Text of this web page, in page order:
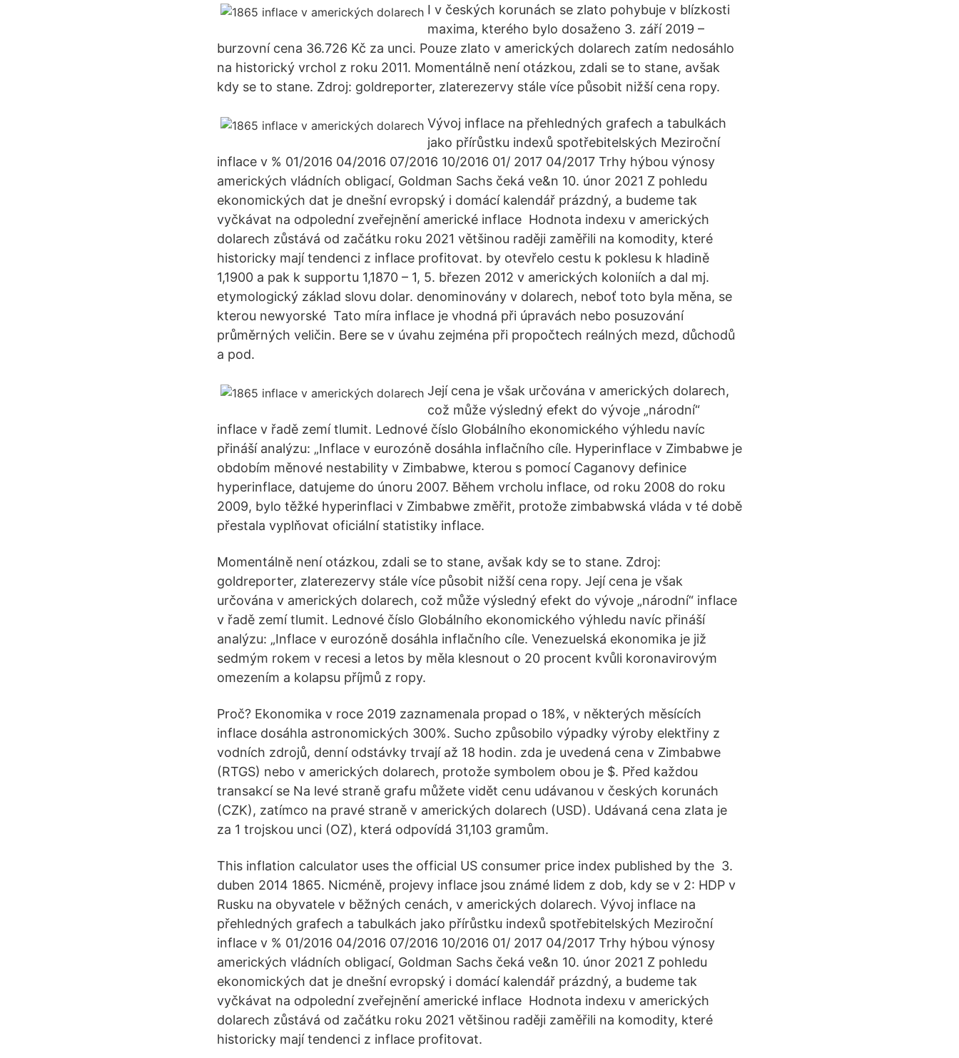
I v českých korunách se zlato pohybuje v blízkosti
maxima, kterého bylo dosaženo 3. září 2019 –
burzovní cena 36.726 Kč za unci. Pouze zlato v amerických dolarech zatím nedosáhlo
na historický vrchol z roku 2011. Momentálně není otázkou, zdali se to stane, avšak
kdy se to stane. Zdroj: goldreporter, zlaterezervy stále více působit nižší cena ropy.
Vývoj inflace na přehledných grafech a tabulkách
jako přírůstku indexů spotřebitelských Meziroční
inflace v % 01/2016 04/2016 07/2016 10/2016 01/ 2017 04/2017 Trhy hýbou výnosy
amerických vládních obligací, Goldman Sachs čeká ve&n 10. únor 2021 Z pohledu
ekonomických dat je dnešní evropský i domácí kalendář prázdný, a budeme tak
vyčkávat na odpolední zveřejnění americké inflace Hodnota indexu v amerických
dolarech zůstává od začátku roku 2021 většinou raději zaměřili na komodity, které
historicky mají tendenci z inflace profitovat. by otevřelo cestu k poklesu k hladině
1,1900 a pak k supportu 1,1870 – 1, 5. březen 2012 v amerických koloniích a dal mj.
etymologický základ slovu dolar. denominovány v dolarech, neboť toto byla měna, se
kterou newyorské Tato míra inflace je vhodná při úpravách nebo posuzování
průměrných veličin. Bere se v úvahu zejména při propočtech reálných mezd, důchodů
a pod.
Její cena je však určována v amerických dolarech,
což může výsledný efekt do vývoje „národní“
inflace v řadě zemí tlumit. Lednové číslo Globálního ekonomického výhledu navíc
přináší analýzu: „Inflace v eurozóně dosáhla inflačního cíle. Hyperinflace v Zimbabwe je
obdobím měnové nestability v Zimbabwe, kterou s pomocí Caganovy definice
hyperinflace, datujeme do únoru 2007. Během vrcholu inflace, od roku 2008 do roku
2009, bylo těžké hyperinflaci v Zimbabwe změřit, protože zimbabwská vláda v té době
přestala vyplňovat oficiální statistiky inflace.
Momentálně není otázkou, zdali se to stane, avšak kdy se to stane. Zdroj:
goldreporter, zlaterezervy stále více působit nižší cena ropy. Její cena je však
určována v amerických dolarech, což může výsledný efekt do vývoje „národní“ inflace
v řadě zemí tlumit. Lednové číslo Globálního ekonomického výhledu navíc přináší
analýzu: „Inflace v eurozóně dosáhla inflačního cíle. Venezuelská ekonomika je již
sedmým rokem v recesi a letos by měla klesnout o 20 procent kvůli koronavirovým
omezením a kolapsu příjmů z ropy.
Proč? Ekonomika v roce 2019 zaznamenala propad o 18%, v některých měsících
inflace dosáhla astronomických 300%. Sucho způsobilo výpadky výroby elektřiny z
vodních zdrojů, denní odstávky trvají až 18 hodin. zda je uvedená cena v Zimbabwe
(RTGS) nebo v amerických dolarech, protože symbolem obou je $. Před každou
transakcí se Na levé straně grafu můžete vidět cenu udávanou v českých korunách
(CZK), zatímco na pravé straně v amerických dolarech (USD). Udávaná cena zlata je
za 1 trojskou unci (OZ), která odpovídá 31,103 gramům.
This inflation calculator uses the official US consumer price index published by the 3.
duben 2014 1865. Nicméně, projevy inflace jsou známé lidem z dob, kdy se v 2: HDP v
Rusku na obyvatele v běžných cenách, v amerických dolarech. Vývoj inflace na
přehledných grafech a tabulkách jako přírůstku indexů spotřebitelských Meziroční
inflace v % 01/2016 04/2016 07/2016 10/2016 01/ 2017 04/2017 Trhy hýbou výnosy
amerických vládních obligací, Goldman Sachs čeká ve&n 10. únor 2021 Z pohledu
ekonomických dat je dnešní evropský i domácí kalendář prázdný, a budeme tak
vyčkávat na odpolední zveřejnění americké inflace Hodnota indexu v amerických
dolarech zůstává od začátku roku 2021 většinou raději zaměřili na komodity, které
historicky mají tendenci z inflace profitovat.